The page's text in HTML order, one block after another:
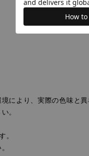
により、実際の色味と
。
。